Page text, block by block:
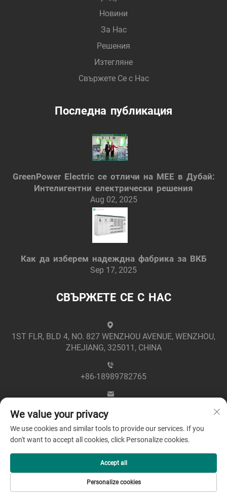
Новини
За Нас
Решения
Изтегляне
Свържете Се с Нас
Последна публикация
GreenPower Electric се отличи на MEE в Дубай:
Интелигентни електрически решения
Aug 02, 2025
Как да изберем надеждна фабрика за ВКБ
Sep 17, 2025
СВЪРЖЕТЕ СЕ С НАС
1ST FLR, BLD 4, NO. 827 WENZHOU AVENUE, WENZHOU,
ZHEJIANG, 325011, CHINA
+86-18989782765
Всички права запазени © 2025 от Zhejiang Greenpower
Electric Co., Ltd. -Политика за поверителност
We value your privacy
We use cookies and similar tools to provide our services. If you
don't want to accept all cookies, click Personalize cookies.
Personalize cookies
Accept all